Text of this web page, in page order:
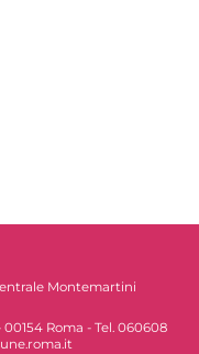
Montemartini
Roma - Tel. 060608